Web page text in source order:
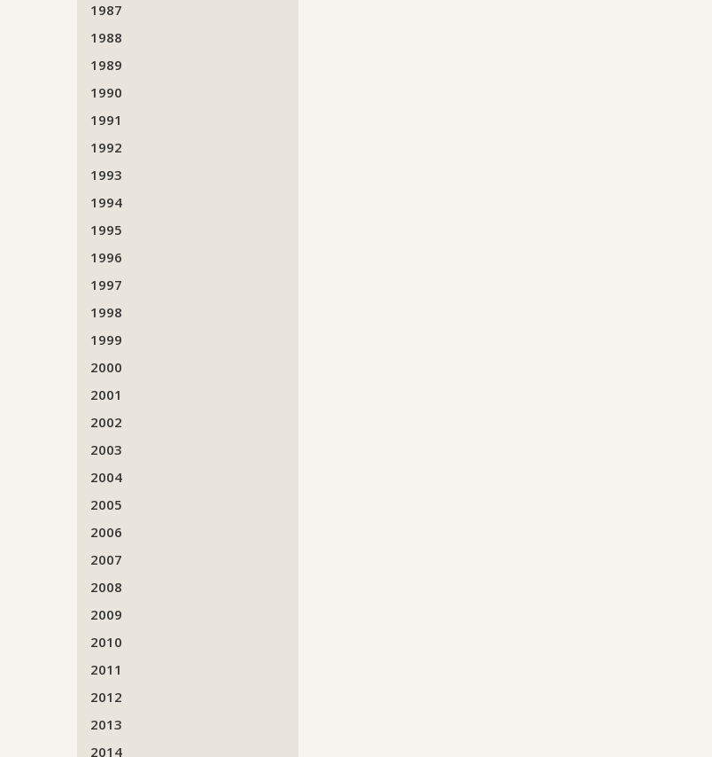
1987
1988
1989
1990
1991
1992
1993
1994
1995
1996
1997
1998
1999
2000
2001
2002
2003
2004
2005
2006
2007
2008
2009
2010
2011
2012
2013
2014